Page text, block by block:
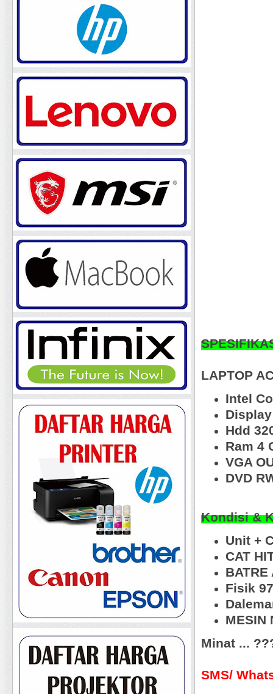
LAPTOP
Intel
Hdd
Ram 4
VGA
DVD
Kondisi &
Unit +
CAT
BATRE
Fisik
MESIN
Minat ...
SMS/